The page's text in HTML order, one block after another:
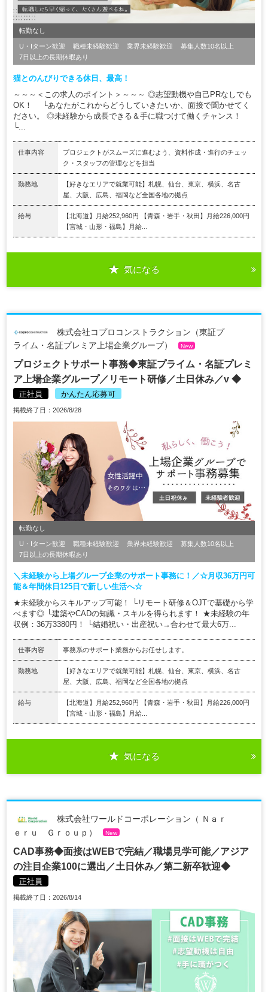
転勤なし
U・Iターン歓迎 職種未経験歓迎 業界未経験歓迎
募集人数10名以上
7日以上の長期休暇あり
猫とのんびりできる休日、最高！
～～～＜この求人のポイント＞～～～ ◎志望動機や自己PRなしでも
OK！ └あなたがこれからどうしていきたいか、面接で聞かせてく
ださい。 ◎未経験から成長できる＆手に職つけて働くチャンス！
└...
仕事内容
プロジェクトがスムーズに進むよう、資料作成・進行のチェッ
ク・スタッフの管理などを担当
勤務地
【好きなエリアで就業可能】札幌、仙台、東京、横浜、名古
屋、大阪、広島、福岡など全国各地の拠点
給与
【北海道】月給252,960円 【青森・岩手・秋田】月給226,000円
【宮城・山形・福島】月給...
気になる
株式会社コプロコンストラクション（東証プ
ライム・名証プレミア上場企業グループ）
New
プロジェクトサポート事務◆東証プライム・名証プレミ
ア上場企業グループ／リモート研修／土日休み／v ◆
正社員 かんたん応募可
掲載終了日：2026/8/28
転勤なし
U・Iターン歓迎 職種未経験歓迎 業界未経験歓迎
募集人数10名以上
7日以上の長期休暇あり
＼未経験から上場グループ企業のサポート事務に！／☆月収36万円可
能＆年間休日125日で新しい生活へ☆
★未経験からスキルアップ可能！ └リモート研修＆OJTで基礎から学
べます◎ └建築やCADの知識・スキルを得られます！ ★未経験の年
収例：36万3380円！ └結婚祝い・出産祝い→合わせて最大6万...
仕事内容 事務系のサポート業務からお任せします。
勤務地
【好きなエリアで就業可能】札幌、仙台、東京、横浜、名古
屋、大阪、広島、福岡など全国各地の拠点
給与
【北海道】月給252,960円 【青森・岩手・秋田】月給226,000円
【宮城・山形・福島】月給...
気になる
株式会社ワールドコーポレーション（ Ｎａｒ
ｅｒｕ Ｇｒｏｕｐ）
New
CAD事務◆面接はWEBで完結／職場見学可能／アジア
の注目企業100に選出／土日休み／第二新卒歓迎◆
正社員
掲載終了日：2026/8/14